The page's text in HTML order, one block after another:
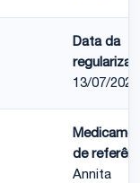
Data da
13/07/2020
de
Annita